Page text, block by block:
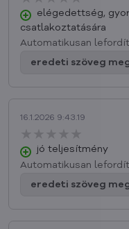
elégedettség,
csatlakoztatására
Automatikusan
eredeti szöveg
16.1.2026 9:43.19
jó teljesítmény
Automatikusan
eredeti szöveg